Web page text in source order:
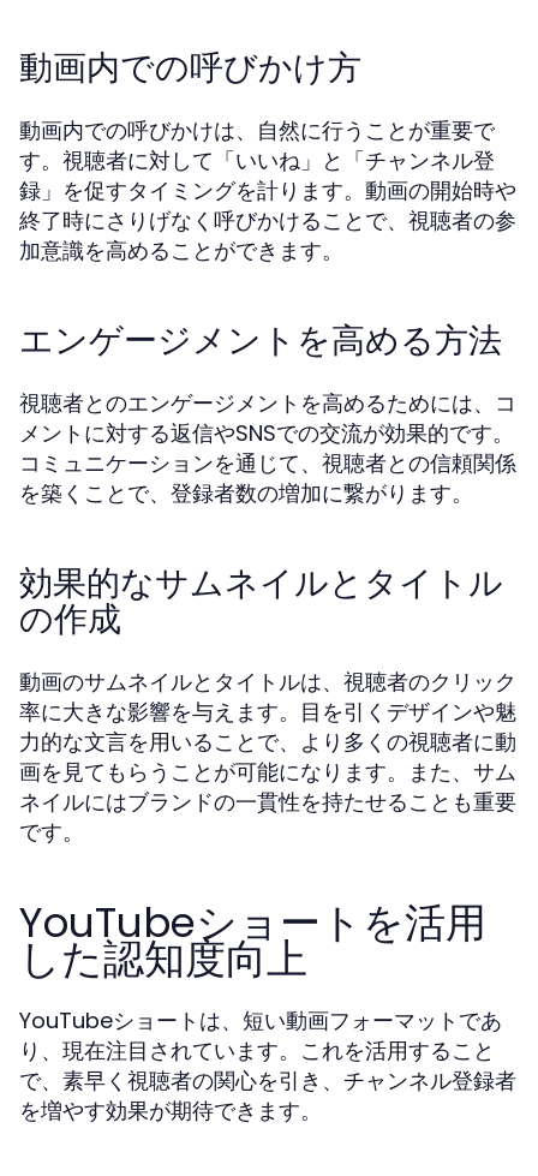
動画内での呼びかけ方
動画内での呼びかけは、自然に行うことが重要で
す。視聴者に対して「いいね」と「チャンネル登
録」を促すタイミングを計ります。動画の開始時や
終了時にさりげなく呼びかけることで、視聴者の参
加意識を高めることができます。
エンゲージメントを高める方法
視聴者とのエンゲージメントを高めるためには、コ
メントに対する返信やSNSでの交流が効果的です。
コミュニケーションを通じて、視聴者との信頼関係
を築くことで、登録者数の増加に繋がります。
効果的なサムネイルとタイトル
の作成
動画のサムネイルとタイトルは、視聴者のクリック
率に大きな影響を与えます。目を引くデザインや魅
力的な文言を用いることで、より多くの視聴者に動
画を見てもらうことが可能になります。また、サム
ネイルにはブランドの一貫性を持たせることも重要
です。
YouTubeショートを活用
した認知度向上
YouTubeショートは、短い動画フォーマットであ
り、現在注目されています。これを活用すること
で、素早く視聴者の関心を引き、チャンネル登録者
を増やす効果が期待できます。